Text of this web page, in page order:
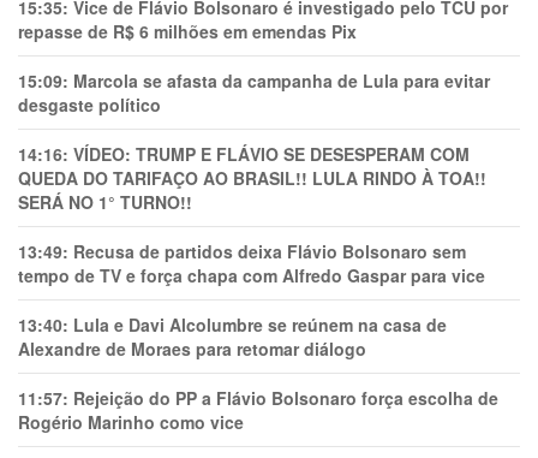
15:35: Vice de Flávio Bolsonaro é investigado pelo TCU por
repasse de R$ 6 milhões em emendas Pix
15:09: Marcola se afasta da campanha de Lula para evitar
desgaste político
14:16: VÍDEO: TRUMP E FLÁVIO SE DESESPERAM COM
QUEDA DO TARIFAÇO AO BRASIL!! LULA RINDO À TOA!!
SERÁ NO 1° TURNO!!
13:49: Recusa de partidos deixa Flávio Bolsonaro sem
tempo de TV e força chapa com Alfredo Gaspar para vice
13:40: Lula e Davi Alcolumbre se reúnem na casa de
Alexandre de Moraes para retomar diálogo
11:57: Rejeição do PP a Flávio Bolsonaro força escolha de
Rogério Marinho como vice